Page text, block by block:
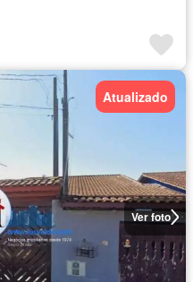
Ver foto
Atualizado